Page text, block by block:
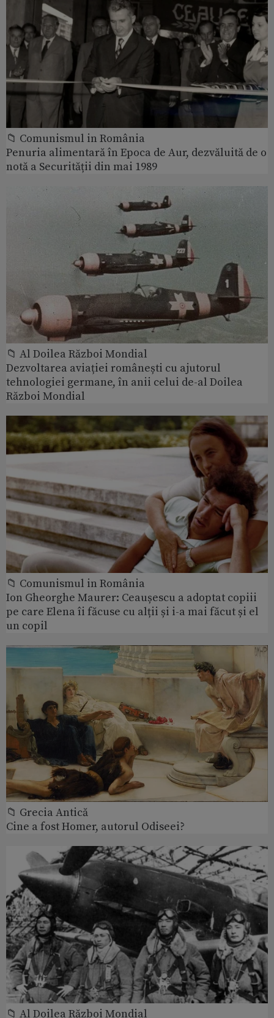
📁 Comunismul in România
Penuria alimentară în Epoca de Aur, dezvăluită de o
notă a Securității din mai 1989
📁 Al Doilea Război Mondial
Dezvoltarea aviației românești cu ajutorul
tehnologiei germane, în anii celui de-al Doilea
Război Mondial
📁 Comunismul in România
Ion Gheorghe Maurer: Ceaușescu a adoptat copiii
pe care Elena îi făcuse cu alții și i-a mai făcut și el
un copil
📁 Grecia Antică
Cine a fost Homer, autorul Odiseei?
📁 Al Doilea Război Mondial